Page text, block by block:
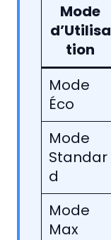
Mode
d’Utilisa
tion
Mode
Éco
Mode
Standar
d
Mode
Max